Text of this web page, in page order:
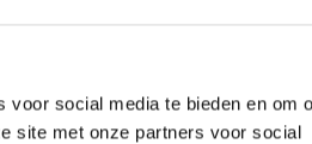
social media te bieden en om
site met onze partners voor social